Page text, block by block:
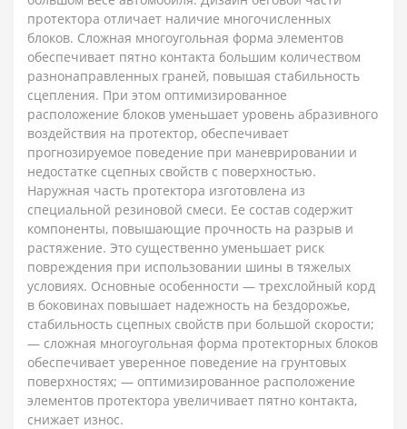
протектора отличает наличие многочисленных
блоков. Сложная многоугольная форма элементов
обеспечивает пятно контакта большим количеством
разнонаправленных граней, повышая стабильность
сцепления. При этом оптимизированное
расположение блоков уменьшает уровень абразивного
воздействия на протектор, обеспечивает
прогнозируемое поведение при маневрировании и
недостатке сцепных свойств с поверхностью.
Наружная часть протектора изготовлена из
специальной резиновой смеси. Ее состав содержит
компоненты, повышающие прочность на разрыв и
растяжение. Это существенно уменьшает риск
повреждения при использовании шины в тяжелых
условиях. Основные особенности — трехслойный корд
в боковинах повышает надежность на бездорожье,
стабильность сцепных свойств при большой скорости;
— сложная многоугольная форма протекторных блоков
обеспечивает уверенное поведение на грунтовых
поверхностях; — оптимизированное расположение
элементов протектора увеличивает пятно контакта,
снижает износ.